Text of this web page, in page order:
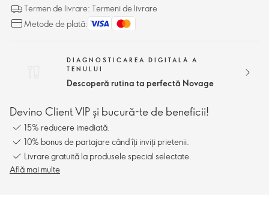
Termen de livrare: Termeni de livrare
Metode de plată:
DIAGNOSTICAREA DIGITALĂ A
TENULUI
Descoperă rutina ta perfectă Novage
Devino Client VIP și bucură-te de beneficii!
15% reducere imediată.
10% bonus de partajare când îți inviți prietenii.
Livrare gratuită la produsele special selectate.
Află mai multe